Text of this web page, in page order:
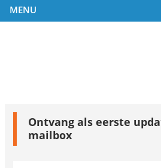
MENU
Ontvang als eerste
mailbox